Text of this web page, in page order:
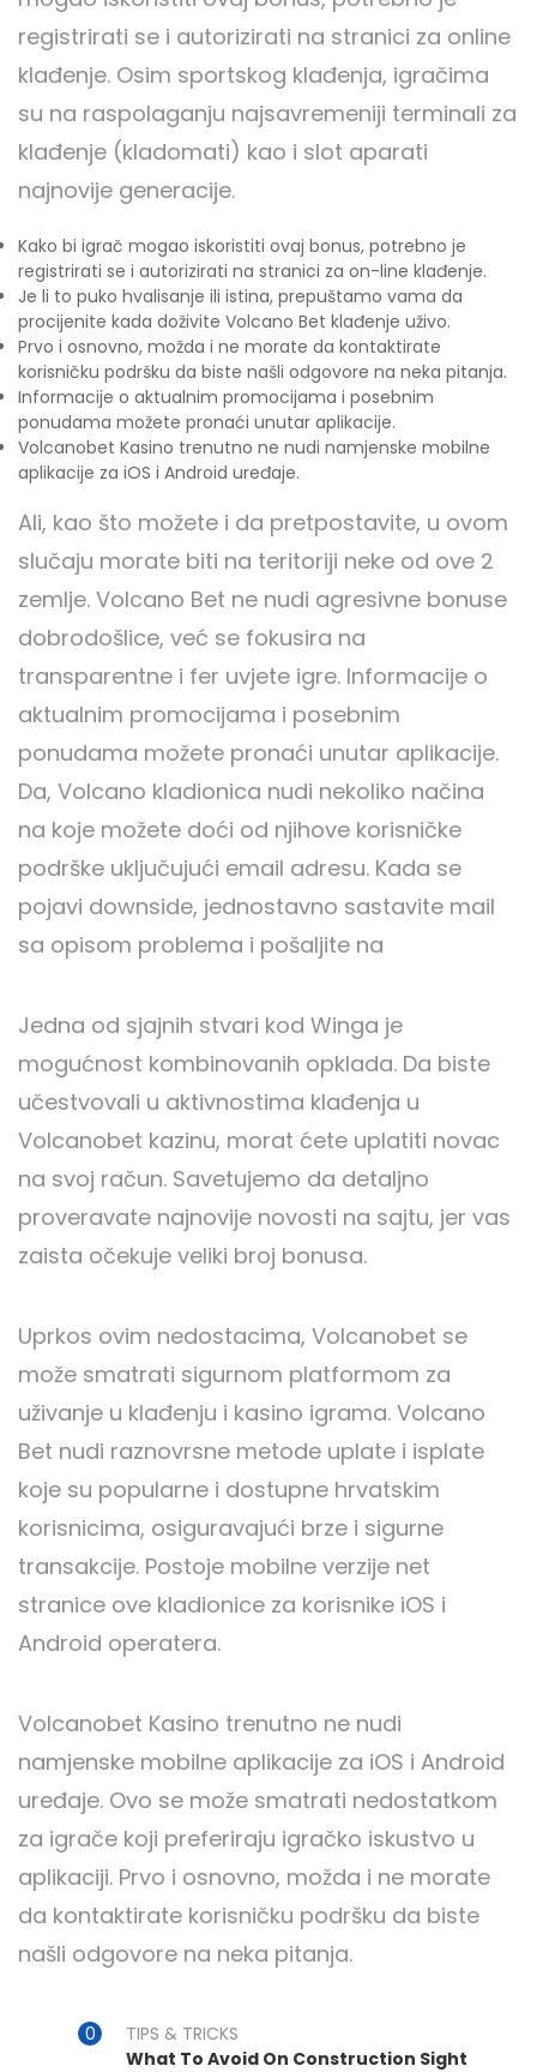
registrirati se i autorizirati na stranici za online
klađenje. Osim sportskog klađenja, igračima
su na raspolaganju najsavremeniji terminali za
klađenje (kladomati) kao i slot aparati
najnovije generacije.
Kako bi igrač mogao iskoristiti ovaj bonus, potrebno je
registrirati se i autorizirati na stranici za on-line klađenje.
Je li to puko hvalisanje ili istina, prepuštamo vama da
procijenite kada doživite Volcano Bet klađenje uživo.
Prvo i osnovno, možda i ne morate da kontaktirate
korisničku podršku da biste našli odgovore na neka pitanja.
Informacije o aktualnim promocijama i posebnim
ponudama možete pronaći unutar aplikacije.
Volcanobet Kasino trenutno ne nudi namjenske mobilne
aplikacije za iOS i Android uređaje.
Ali, kao što možete i da pretpostavite, u ovom
slučaju morate biti na teritoriji neke od ove 2
zemlje. Volcano Bet ne nudi agresivne bonuse
dobrodošlice, već se fokusira na
transparentne i fer uvjete igre. Informacije o
aktualnim promocijama i posebnim
ponudama možete pronaći unutar aplikacije.
Da, Volcano kladionica nudi nekoliko načina
na koje možete doći od njihove korisničke
podrške uključujući email adresu. Kada se
pojavi downside, jednostavno sastavite mail
sa opisom problema i pošaljite na
Jedna od sjajnih stvari kod Winga je
mogućnost kombinovanih opklada. Da biste
učestvovali u aktivnostima klađenja u
Volcanobet kazinu, morat ćete uplatiti novac
na svoj račun. Savetujemo da detaljno
proveravate najnovije novosti na sajtu, jer vas
zaista očekuje veliki broj bonusa.
Uprkos ovim nedostacima, Volcanobet se
može smatrati sigurnom platformom za
uživanje u klađenju i kasino igrama. Volcano
Bet nudi raznovrsne metode uplate i isplate
koje su popularne i dostupne hrvatskim
korisnicima, osiguravajući brze i sigurne
transakcije. Postoje mobilne verzije net
stranice ove kladionice za korisnike iOS i
Android operatera.
Volcanobet Kasino trenutno ne nudi
namjenske mobilne aplikacije za iOS i Android
uređaje. Ovo se može smatrati nedostatkom
za igrače koji preferiraju igračko iskustvo u
aplikaciji. Prvo i osnovno, možda i ne morate
da kontaktirate korisničku podršku da biste
našli odgovore na neka pitanja.
TIPS & TRICKS
What To Avoid On Construction Sight